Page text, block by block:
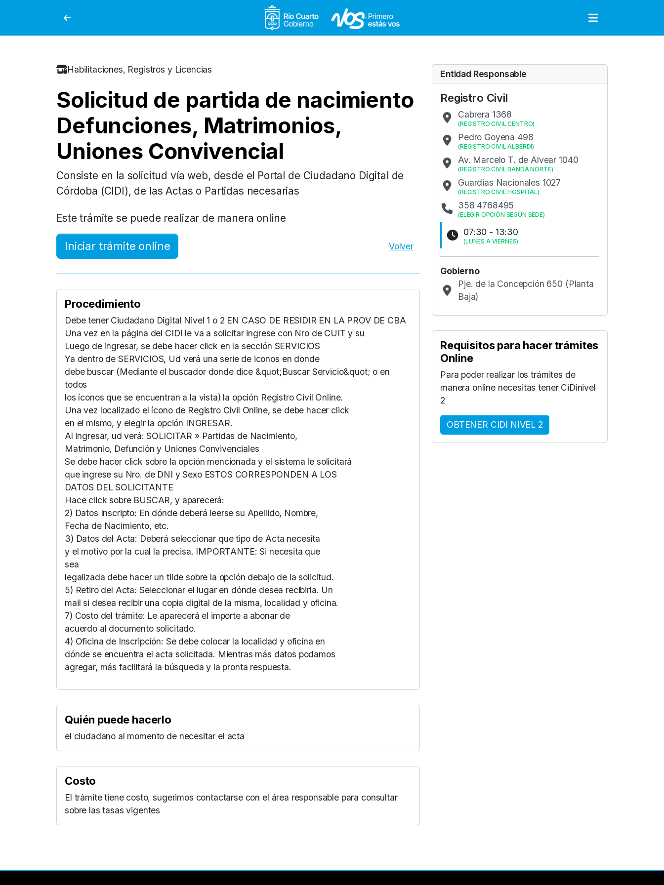
Gobierno de Río Cuarto
Habilitaciones, Registros y Licencias
Solicitud de partida de nacimiento
Defunciones, Matrimonios,
Uniones Convivencial
Consiste en la solicitud vía web, desde el Portal de Ciudadano Digital de
Córdoba (CIDI), de las Actas o Partidas necesarias
Este trámite se puede realizar de manera online
Iniciar trámite online Volver
Procedimiento
Debe tener Ciudadano Digital Nivel 1 o 2 EN CASO DE RESIDIR EN LA PROV DE CBA
Una vez en la página del CIDI le va a solicitar ingrese con Nro de CUIT y su
Luego de ingresar, se debe hacer click en la sección SERVICIOS
Ya dentro de SERVICIOS, Ud verá una serie de iconos en donde
debe buscar (Mediante el buscador donde dice &quot;Buscar Servicio&quot; o en
todos
los íconos que se encuentran a la vista) la opción Registro Civil Online.
Una vez localizado el ícono de Registro Civil Online, se debe hacer click
en el mismo, y elegir la opción INGRESAR.
Al ingresar, ud verá: SOLICITAR » Partidas de Nacimiento,
Matrimonio, Defunción y Uniones Convivenciales
Se debe hacer click sobre la opción mencionada y el sistema le solicitará
que ingrese su Nro. de DNI y Sexo ESTOS CORRESPONDEN A LOS
DATOS DEL SOLICITANTE
Hace click sobre BUSCAR, y aparecerá:
2) Datos Inscripto: En dónde deberá leerse su Apellido, Nombre,
Fecha de Nacimiento, etc.
3) Datos del Acta: Deberá seleccionar que tipo de Acta necesita
y el motivo por la cual la precisa. IMPORTANTE: Si necesita que
sea
legalizada debe hacer un tilde sobre la opción debajo de la solicitud.
5) Retiro del Acta: Seleccionar el lugar en dónde desea recibirla. Un
mail si desea recibir una copia digital de la misma, localidad y oficina.
7) Costo del trámite: Le aparecerá el importe a abonar de
acuerdo al documento solicitado.
4) Oficina de Inscripción: Se debe colocar la localidad y oficina en
dónde se encuentra el acta solicitada. Mientras más datos podamos
agregar, más facilitará la búsqueda y la pronta respuesta.
Quién puede hacerlo
el ciudadano al momento de necesitar el acta
Costo
El trámite tiene costo, sugerimos contactarse con el área responsable para consultar
sobre las tasas vigentes
Entidad Responsable
Registro Civil
Cabrera 1368
(REGISTRO CIVIL CENTRO)
Pedro Goyena 498
(REGISTRO CIVIL ALBERDI)
Av. Marcelo T. de Alvear 1040
(REGISTRO CIVIL BANDA NORTE)
Guardias Nacionales 1027
(REGISTRO CIVIL HOSPITAL)
358 4768495
(ELEGIR OPCIÓN SEGÚN SEDE)
07:30 - 13:30
(LUNES A VIERNES)
Gobierno
Pje. de la Concepción 650 (Planta
Baja)
Requisitos para hacer trámites
Online
Para poder realizar los trámites de
manera online necesitas tener CiDinivel
2
OBTENER CIDI NIVEL 2